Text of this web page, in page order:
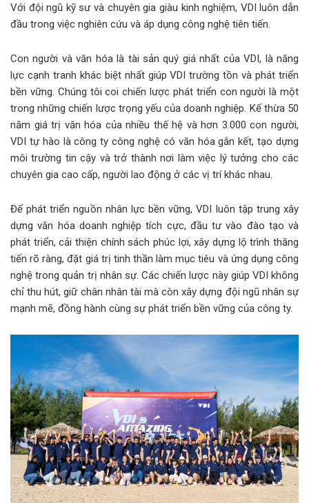
Với đội ngũ kỹ sư và chuyên gia giàu kinh nghiệm, VDI luôn dẫn
đầu trong việc nghiên cứu và áp dụng công nghệ tiên tiến.
Con người và văn hóa là tài sản quý giá nhất của VDI, là năng
lực cạnh tranh khác biệt nhất giúp VDI trường tồn và phát triển
bền vững. Chúng tôi coi chiến lược phát triển con người là một
trong những chiến lược trọng yếu của doanh nghiệp. Kế thừa 50
năm giá trị văn hóa của nhiều thế hệ và hơn 3.000 con người,
VDI tự hào là công ty công nghệ có văn hóa gắn kết, tạo dựng
môi trường tin cậy và trở thành nơi làm việc lý tưởng cho các
chuyên gia cao cấp, người lao động ở các vị trí khác nhau.
Để phát triển nguồn nhân lực bền vững, VDI luôn tập trung xây
dựng văn hóa doanh nghiệp tích cực, đầu tư vào đào tạo và
phát triển, cải thiện chính sách phúc lợi, xây dựng lộ trình thăng
tiến rõ ràng, đặt giá trị tinh thần làm mục tiêu và ứng dụng công
nghệ trong quản trị nhân sự. Các chiến lược này giúp VDI không
chỉ thu hút, giữ chân nhân tài mà còn xây dựng đội ngũ nhân sự
mạnh mẽ, đồng hành cùng sự phát triển bền vững của công ty.